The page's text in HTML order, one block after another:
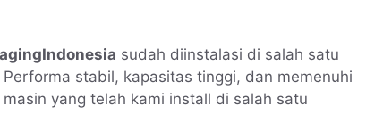
sudah diinstalasi di salah satu
stabil, kapasitas tinggi, dan memenuhi
yang telah kami install di salah satu